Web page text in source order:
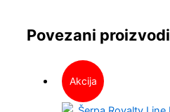
Povezani proizvodi
Akcija